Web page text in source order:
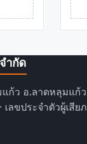
ำกัด
ก้ว อ.ลาดหลุมแก้
ลขประจำตัวผู้เสีย